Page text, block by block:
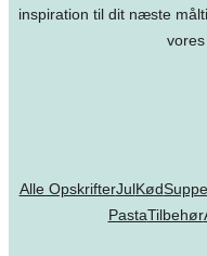
inspiration til dit næste
Alle OpskrifterJulKødSuppe
PastaTilbehør